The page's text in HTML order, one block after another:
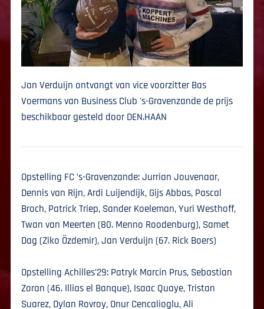
Jan Verduijn ontvangt van vice voorzitter Bas
Voermans van Business Club 's-Gravenzande de prijs
beschikbaar gesteld door DEN.HAAN
Opstelling FC ’s-Gravenzande: Jurrian Jouvenaar,
Dennis van Rijn, Ardi Luijendijk, Gijs Abbas, Pascal
Broch, Patrick Triep, Sander Koeleman, Yuri Westhoff,
Twan van Meerten (80. Menno Roodenburg), Samet
Dag (Ziko Özdemir), Jan Verduijn (67. Rick Boers)
Opstelling Achilles’29: Patryk Marcin Prus, Sebastian
Zoran (46. Illias el Banque), Isaac Quaye, Tristan
Suarez, Dylan Rovroy, Onur Cencalioglu, Ali